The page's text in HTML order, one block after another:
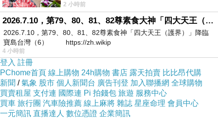
絲瓜蝦仁湯包
其實當天點了不少，只顧著吃沒怎麼在拍照(草草
交待)。
震中倒塌，七個人終於離開那片黑暗，
2 小時前
2026.7.10，第79、80、81、82尊素食大神「四大天王（護界）」降臨寶島台灣（6）
2026.7.10，第79、80、81、82尊素食神「四大天王（護界）」降臨
寶島台灣（6） https://zh.wikip
4 小時前
登入 註冊
PChome首頁 線上購物 24h購物 書店 露天拍賣 比比昂代購
新聞 /氣象 股市 個人新聞台 廣告刊登 加入聯播網 全球購物
買賣租屋 支付連 國際連 Pi 拍錢包 旅遊 服務中心
買車 旅行團 汽車險推薦 線上麻將 雜誌 星座命理 會員中心
一元簡訊 直播達人 數位憑證 企業簡訊